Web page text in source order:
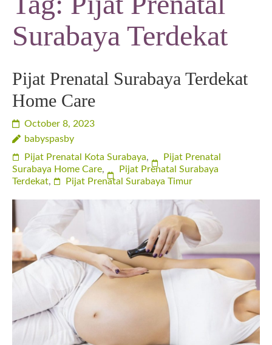
Surabaya Terdekat
Pijat Prenatal Surabaya Terdekat
Home Care
October 8, 2023
babyspasby
Pijat Prenatal Kota Surabaya,
Pijat Prenatal
Surabaya Home Care,
Pijat Prenatal Surabaya
Terdekat, Pijat Prenatal Surabaya Timur